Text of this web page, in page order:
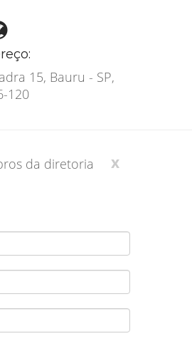
15, Bauru - SP,
120
x
da diretoria